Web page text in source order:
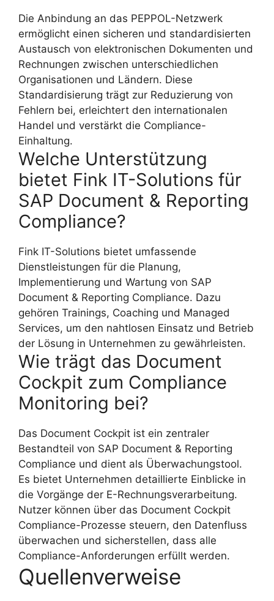
Die Anbindung an das PEPPOL-Netzwerk
ermöglicht einen sicheren und standardisierten
Austausch von elektronischen Dokumenten und
Rechnungen zwischen unterschiedlichen
Organisationen und Ländern. Diese
Standardisierung trägt zur Reduzierung von
Fehlern bei, erleichtert den internationalen
Handel und verstärkt die Compliance-
Einhaltung.
Welche Unterstützung
bietet Fink IT-Solutions für
SAP Document & Reporting
Compliance?
Fink IT-Solutions bietet umfassende
Dienstleistungen für die Planung,
Implementierung und Wartung von SAP
Document & Reporting Compliance. Dazu
gehören Trainings, Coaching und Managed
Services, um den nahtlosen Einsatz und Betrieb
der Lösung in Unternehmen zu gewährleisten.
Wie trägt das Document
Cockpit zum Compliance
Monitoring bei?
Das Document Cockpit ist ein zentraler
Bestandteil von SAP Document & Reporting
Compliance und dient als Überwachungstool.
Es bietet Unternehmen detaillierte Einblicke in
die Vorgänge der E-Rechnungsverarbeitung.
Nutzer können über das Document Cockpit
Compliance-Prozesse steuern, den Datenfluss
überwachen und sicherstellen, dass alle
Compliance-Anforderungen erfüllt werden.
Quellenverweise